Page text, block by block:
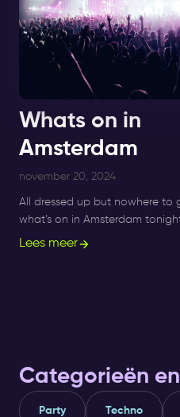
Whats on in
Amsterdam
november 20, 2024
All dressed up but nowhere to
what’s on in Amsterdam
Sunday, Monday or Saturday-
Lees meer
Categorieën
Party Techno